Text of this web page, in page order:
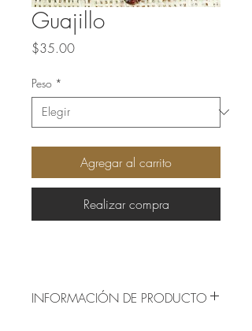
Guajillo
$35.00Precio
Peso *
Agregar al carrito
Realizar compra
INFORMACIÓN DE PRODUCTO